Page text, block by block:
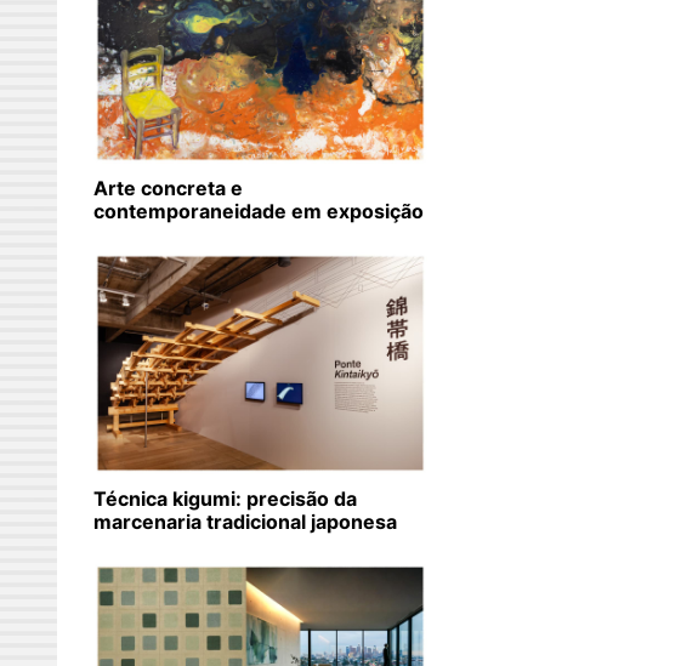
Arte concreta e
contemporaneidade em exposição
Técnica kigumi: precisão da
marcenaria tradicional japonesa